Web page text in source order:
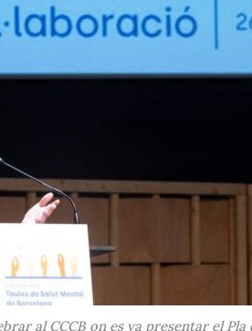
al CCCB on es va presentar el Pla